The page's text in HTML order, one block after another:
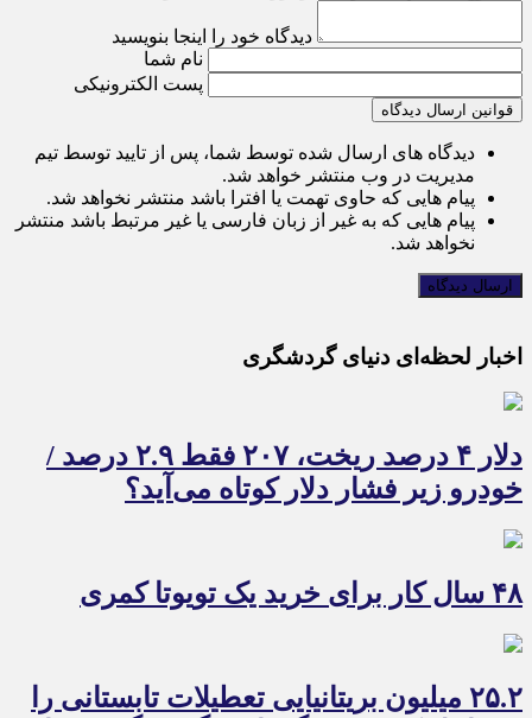
دیدگاه خود را اینجا بنویسید
نام شما
پست الکترونیکی
قوانین ارسال دیدگاه
دیدگاه های ارسال شده توسط شما، پس از تایید توسط تیم
مدیریت در وب منتشر خواهد شد.
پیام هایی که حاوی تهمت یا افترا باشد منتشر نخواهد شد.
پیام هایی که به غیر از زبان فارسی یا غیر مرتبط باشد منتشر
نخواهد شد.
اخبار لحظه‌ای دنیای گردشگری
دلار ۴ درصد ریخت، ۲۰۷ فقط ۲.۹ درصد /
خودرو زیر فشار دلار کوتاه می‌آید؟
۴۸ سال کار برای خرید یک تویوتا کمری
۲۵.۲ میلیون بریتانیایی تعطیلات تابستانی را